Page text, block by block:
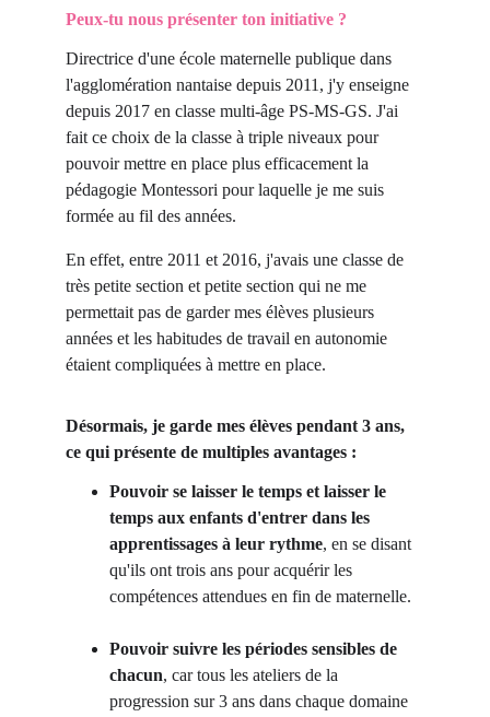
Peux-tu nous présenter ton initiative ?
Directrice d'une école maternelle publique dans
l'agglomération nantaise depuis 2011, j'y enseigne
depuis 2017 en classe multi-âge PS-MS-GS. J'ai
fait ce choix de la classe à triple niveaux pour
pouvoir mettre en place plus efficacement la
pédagogie Montessori pour laquelle je me suis
formée au fil des années.
En effet, entre 2011 et 2016, j'avais une classe de
très petite section et petite section qui ne me
permettait pas de garder mes élèves plusieurs
années et les habitudes de travail en autonomie
étaient compliquées à mettre en place.
Désormais, je garde mes élèves pendant 3 ans,
ce qui présente de multiples avantages :
Pouvoir se laisser le temps et laisser le
temps aux enfants d'entrer dans les
apprentissages à leur rythme, en se disant
qu'ils ont trois ans pour acquérir les
compétences attendues en fin de maternelle.
Pouvoir suivre les périodes sensibles de
chacun, car tous les ateliers de la
progression sur 3 ans dans chaque domaine